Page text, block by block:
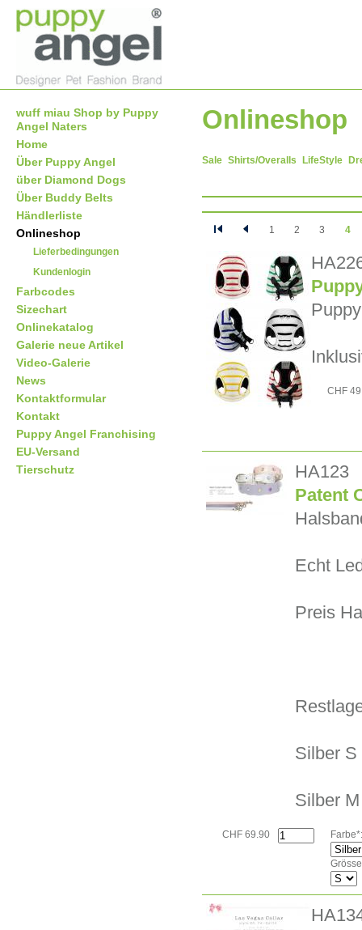
wuff miau Shop by Puppy
Angel Naters
Home
Über Puppy Angel
über Diamond Dogs
Über Buddy Belts
Händlerliste
Onlineshop
Lieferbedingungen
Kundenlogin
Farbcodes
Sizechart
Onlinekatalog
Galerie neue Artikel
Video-Galerie
News
Kontaktformular
Kontakt
Puppy Angel Franchising
EU-Versand
Tierschutz
Onlineshop
Sale Shirts/Overalls LifeStyle
1 2 3 4
CHF
HA123
Patent
Echt
Preis
Silber S
Silber
CHF 69.90 Farbe*: